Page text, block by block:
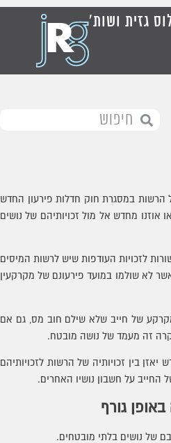
גזית ושות'
הרשות במסגרת חוק חדלות פירעון החדש
מחדש אל מול זכויותיהם של נושים
לזכויות העודפות שיש לרשות המיסים
אשר קובע כי מיסים אשר לא שולמו במועד פירעונם של מקרקעין
לשעבד לטובתה מקרקע של חייב שלא שילם חוב מס, גם אם
זה מעמד של נושה מובטח.
בין זכויותיה של הרשות לזכויותיהם
על חשבון נושיו האחרים.
גורף
של נושים בלתי מובטחים.